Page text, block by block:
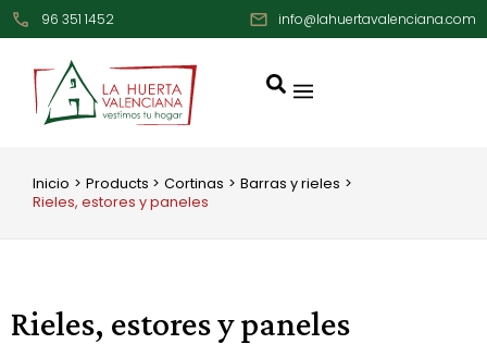
al
contenido
96 351 1452 info@lahuertavalenciana.com
Inicio Products Cortinas
Barras y rieles
Rieles, estores y paneles
Rieles, estores y paneles